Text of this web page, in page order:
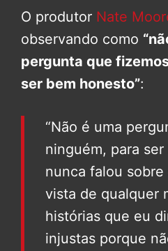
O produtor Nate
observando como
pergunta que
ser bem honesto”:
“Não é uma
ninguém, para
nunca falou
vista de qualquer
histórias que eu
injustas porque